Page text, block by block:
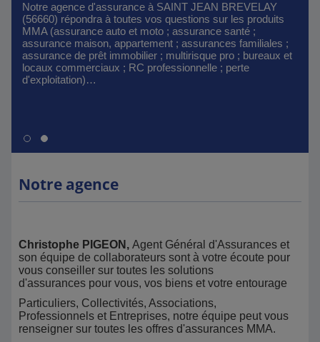
Notre agence d'assurance à SAINT JEAN BREVELAY
(56660) répondra à toutes vos questions sur les produits
MMA (assurance auto et moto ; assurance santé ;
assurance maison, appartement ; assurances familiales ;
assurance de prêt immobilier ; multirisque pro ; bureaux et
locaux commerciaux ; RC professionnelle ; perte
d'exploitation)…
Notre agence
Christophe PIGEON, Agent Général d'Assurances et
son équipe de collaborateurs sont à votre écoute pour
vous conseiller sur toutes les solutions
d'assurances pour vous, vos biens et votre entourage
Particuliers, Collectivités, Associations,
Professionnels et Entreprises, notre équipe peut vous
renseigner sur toutes les offres d'assurances MMA.